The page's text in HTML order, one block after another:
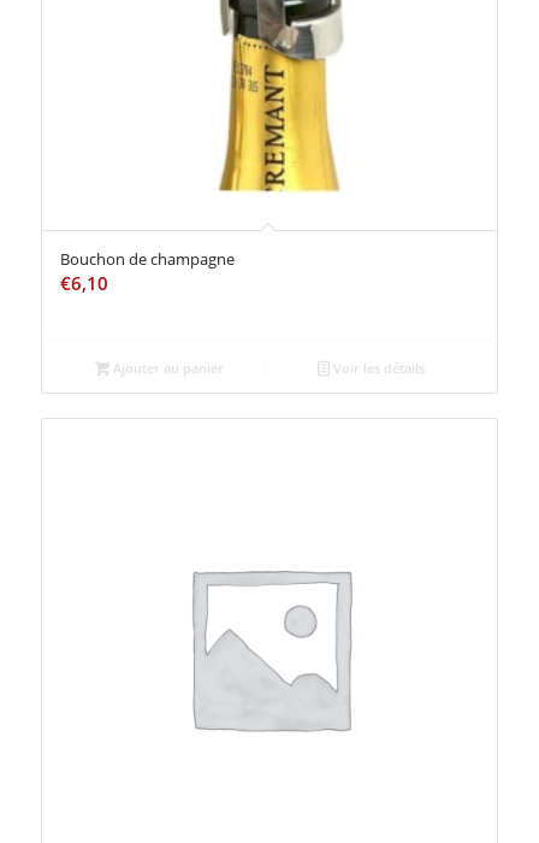
Bouchon de champagne
€6,10
Ajouter au panier Voir les détails